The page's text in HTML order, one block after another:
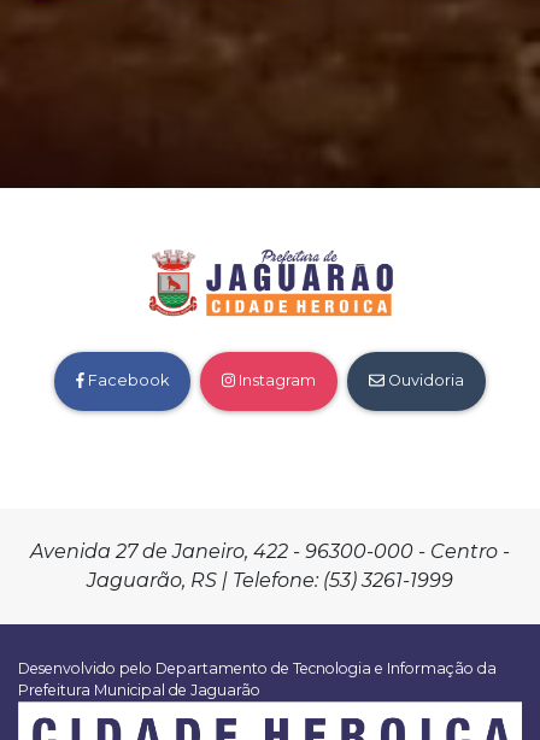
Facebook Instagram Ouvidoria
Avenida 27 de Janeiro, 422 - 96300-000 - Centro -
Jaguarão, RS | Telefone: (53) 3261-1999
Desenvolvido pelo Departamento de Tecnologia e Informação da
Prefeitura Municipal de Jaguarão